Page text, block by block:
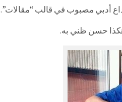
أدبي مصبوب في قالب “مقالات”.
حسن ظني به.